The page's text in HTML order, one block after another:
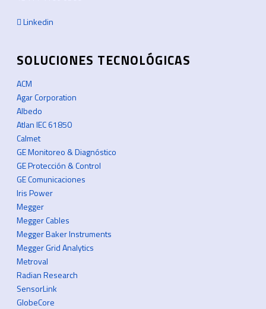
Linkedin
SOLUCIONES TECNOLÓGICAS
ACM
Agar Corporation
Albedo
Atlan IEC 61850
Calmet
GE Monitoreo & Diagnóstico
GE Protección & Control
GE Comunicaciones
Iris Power
Megger
Megger Cables
Megger Baker Instruments
Megger Grid Analytics
Metroval
Radian Research
SensorLink
GlobeCore